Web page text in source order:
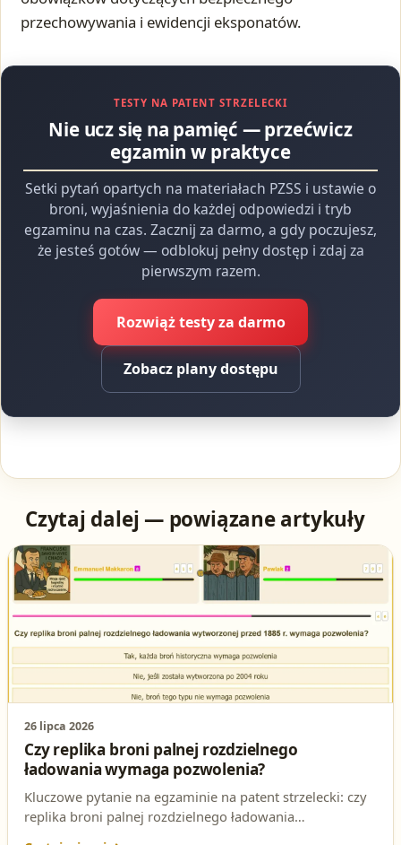
przechowywania i ewidencji eksponatów.
TESTY NA PATENT STRZELECKI
Nie ucz się na pamięć — przećwicz
egzamin w praktyce
Setki pytań opartych na materiałach PZSS i ustawie o
broni, wyjaśnienia do każdej odpowiedzi i tryb
egzaminu na czas. Zacznij za darmo, a gdy poczujesz,
że jesteś gotów — odblokuj pełny dostęp i zdaj za
pierwszym razem.
Rozwiąż testy za darmo
Zobacz plany dostępu
Czytaj dalej — powiązane artykuły
26 lipca 2026
Czy replika broni palnej rozdzielnego
ładowania wymaga pozwolenia?
Kluczowe pytanie na egzaminie na patent strzelecki: czy
replika broni palnej rozdzielnego ładowania